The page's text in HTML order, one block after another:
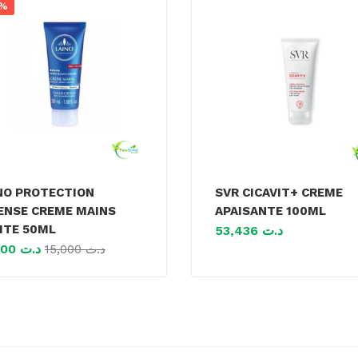
PROTECTION
CREME MAINS
50ML
د.ت د.ت15,000
SVR CICAVIT+ CREME
APAISANTE 100ML
د.ت